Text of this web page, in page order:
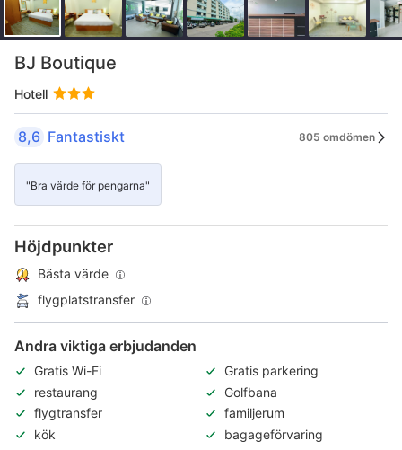
BJ Boutique
Hotell
8,6 Fantastiskt 805 omdömen
"Bra värde för pengarna"
Höjdpunkter
Bästa värde
flygplatstransfer
Andra viktiga erbjudanden
Gratis Wi-Fi
Gratis parkering
restaurang
Golfbana
flygtransfer
familjerum
kök
bagageförvaring